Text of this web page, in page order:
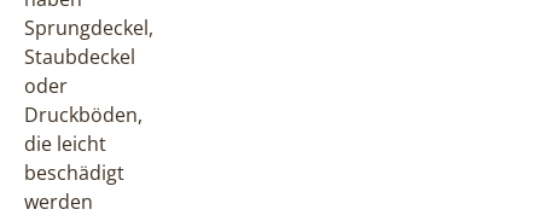
Sprungdeckel,
Staubdeckel
oder
Druckböden,
die leicht
beschädigt
werden